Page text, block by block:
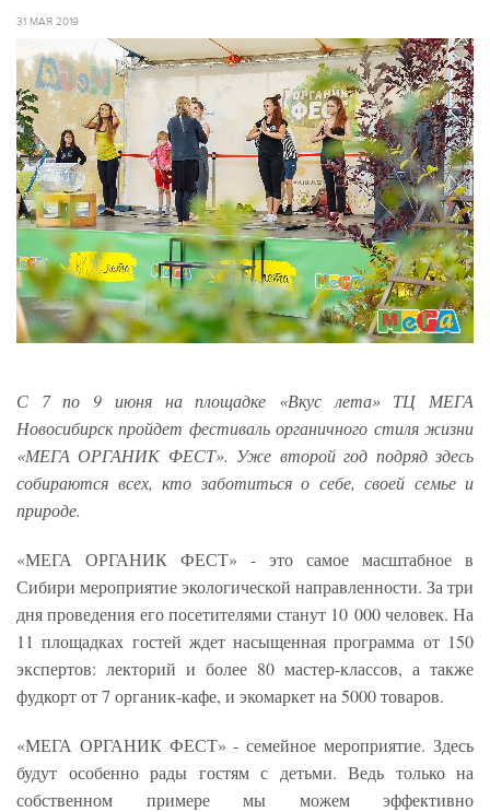
31 МАЯ 2019
С 7 по 9 июня на площадке «Вкус лета» ТЦ МЕГА
Новосибирск пройдет фестиваль органичного стиля жизни
«МЕГА ОРГАНИК ФЕСТ». Уже второй год подряд здесь
собираются всех, кто заботиться о себе, своей семье и
природе.
«МЕГА ОРГАНИК ФЕСТ» - это самое масштабное в
Сибири мероприятие экологической направленности. За три
дня проведения его посетителями станут 10 000 человек. На
11 площадках гостей ждет насыщенная программа от 150
экспертов: лекторий и более 80 мастер-классов, а также
фудкорт от 7 органик-кафе, и экомаркет на 5000 товаров.
«МЕГА ОРГАНИК ФЕСТ» - семейное мероприятие. Здесь
будут особенно рады гостям с детьми. Ведь только на
собственном примере мы можем эффективно